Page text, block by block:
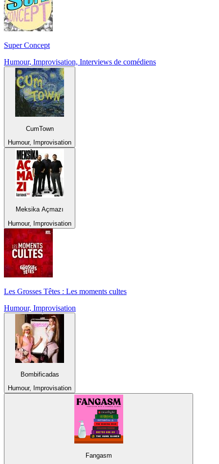
Super Concept
Humour, Improvisation, Interviews de comédiens
CumTown
Humour, Improvisation
Meksika Açmazı
Humour, Improvisation
Les Grosses Têtes : Les moments cultes
Humour, Improvisation
Bombificadas
Humour, Improvisation
Fangasm